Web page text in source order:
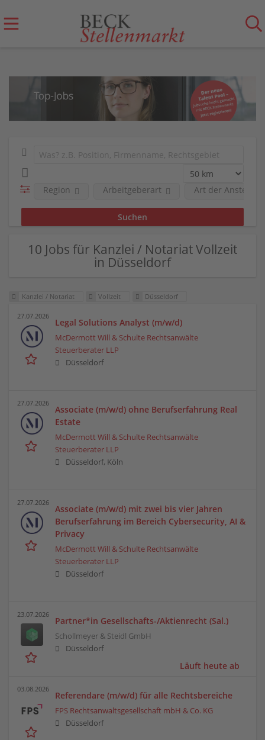
Region Arbeitgeberart Art der
10 Jobs für Kanzlei / Notariat Vollzeit
in Düsseldorf
Kanzlei / Notariat Vollzeit Düsseldorf
27.07.2026
Legal Solutions Analyst (m/w/d)
McDermott Will & Schulte Rechtsanwälte
Steuerberater LLP
Düsseldorf
27.07.2026
Associate (m/w/d) ohne Berufserfahrung Real
Estate
McDermott Will & Schulte Rechtsanwälte
Steuerberater LLP
Düsseldorf, Köln
27.07.2026
Associate (m/w/d) mit zwei bis vier Jahren
Berufserfahrung im Bereich Cybersecurity, AI &
Privacy
McDermott Will & Schulte Rechtsanwälte
Steuerberater LLP
Düsseldorf
23.07.2026
Partner*in Gesellschafts-/Aktienrecht (Sal.)
Schollmeyer & Steidl GmbH
Düsseldorf
Läuft heute ab
03.08.2026
Referendare (m/w/d) für alle Rechtsbereiche
FPS Rechtsanwaltsgesellschaft mbH & Co. KG
Düsseldorf